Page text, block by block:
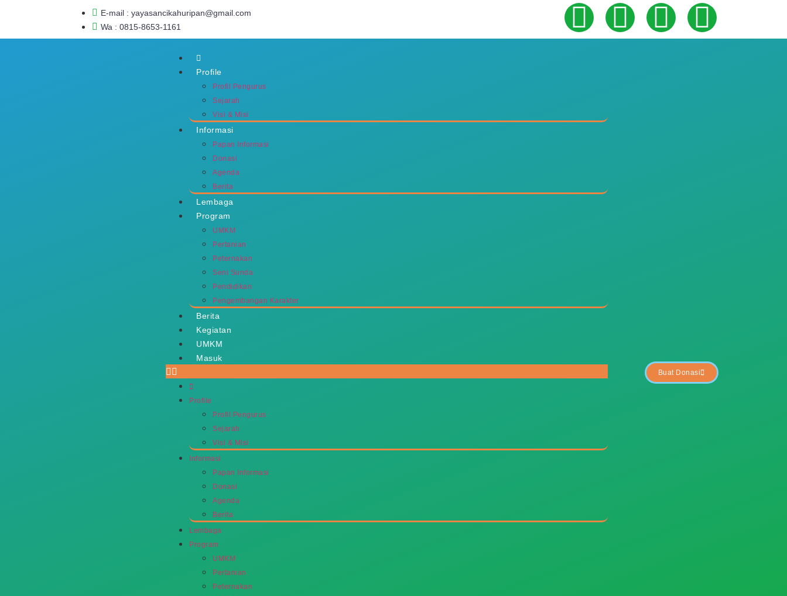
E-mail : yayasancikahuripan@gmail.com
Wa : 0815-8653-1161
Profile
Profil Pengurus
Sejarah
Visi & Misi
Informasi
Papan Informasi
Donasi
Agenda
Berita
Lembaga
Program
UMKM
Pertanian
Peternakan
Seni Sunda
Pendidikan
Pengembangan Karakter
Berita
Kegiatan
UMKM
Masuk
Profile
Profil Pengurus
Sejarah
Visi & Misi
Informasi
Papan Informasi
Donasi
Agenda
Berita
Lembaga
Program
UMKM
Pertanian
Peternakan
Buat Donasi